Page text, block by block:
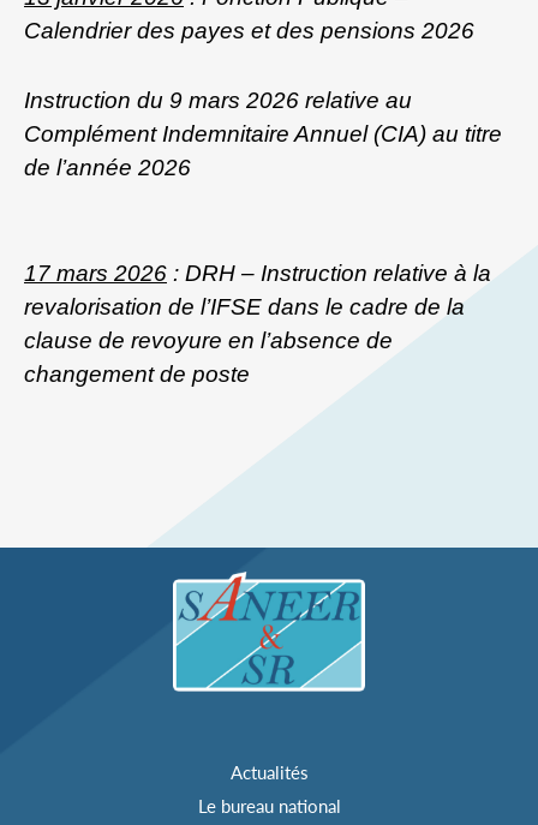
Calendrier des payes et des pensions 2026
Instruction du 9 mars 2026 relative au
Complément Indemnitaire Annuel (CIA) au titre
de l’année 2026
17 mars 2026 : DRH – Instruction relative à la
revalorisation de l’IFSE dans le cadre de la
clause de revoyure en l’absence de
changement de poste
Actualités
Le bureau national